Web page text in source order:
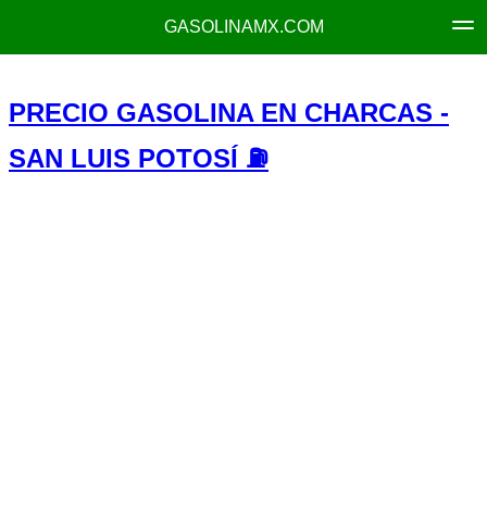
GASOLINAMX.COM
PRECIO GASOLINA EN CHARCAS -
SAN LUIS POTOSÍ ⛽